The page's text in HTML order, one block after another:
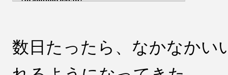
数日たったら、なかなかい